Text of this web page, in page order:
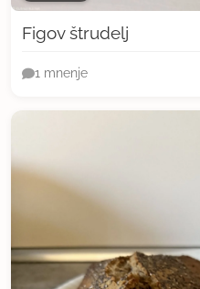
Figov štrudelj
1 mnenje